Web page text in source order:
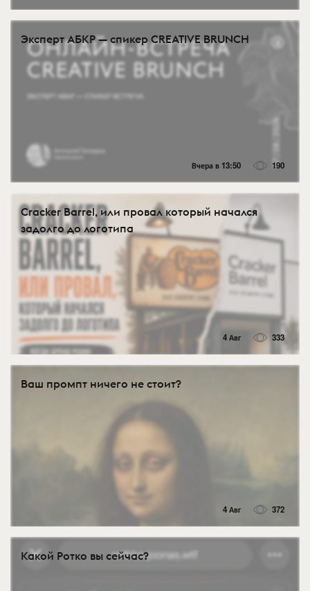
Эксперт АБКР — спикер CREATIVE BRUNCH
Вчера в 13:50 190
Cracker Barrel, или провал который начался
задолго до логотипа
4 Авг 333
Ваш промпт ничего не стоит?
4 Авг 372
Какой Ротко вы сейчас?